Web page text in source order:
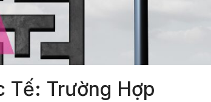
Tế: Trường Hợp